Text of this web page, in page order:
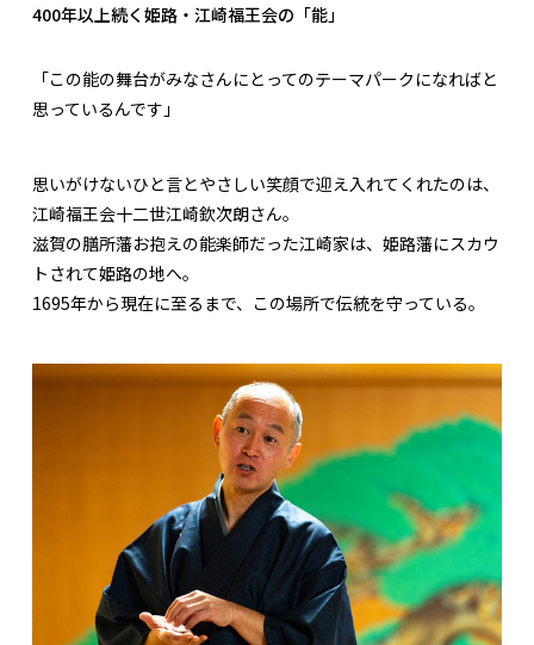
400年以上続く姫路・江崎福王会の「能」
「この能の舞台がみなさんにとってのテーマパークになればと
思っているんです」
思いがけないひと言とやさしい笑顔で迎え入れてくれたのは、
江崎福王会十二世江崎欽次朗さん。
滋賀の膳所藩お抱えの能楽師だった江崎家は、姫路藩にスカウ
トされて姫路の地へ。
1695年から現在に至るまで、この場所で伝統を守っている。